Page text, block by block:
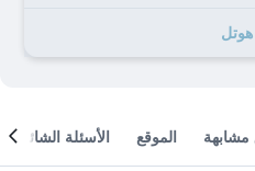
مشابهة الموقع الأسئلة الشائعة